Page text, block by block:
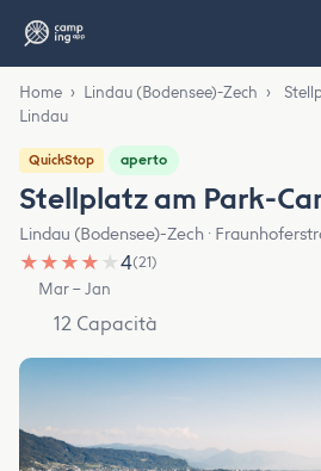
Home › Lindau (Bodensee)-Zech ›
Lindau
QuickStop aperto
Stellplatz am Park-
Lindau (Bodensee)-Zech ·
★ ★ ★ ★ ★4(21)
Mar – Jan
12 Capacità